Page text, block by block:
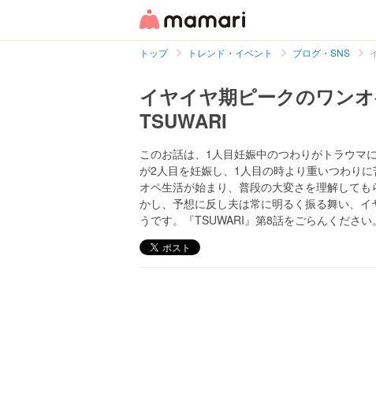
トップ トレンド・イベント ブログ・SNS
イヤイヤ期ピークのワン
TSUWARI
このお話は、1人目妊娠中のつわりがトラウマ
が2人目を妊娠し、1人目の時より重いつわり
オペ生活が始まり、普段の大変さを理解して
かし、予想に反し夫は常に明るく振る舞い、
うです。『TSUWARI』第8話をごらんください。